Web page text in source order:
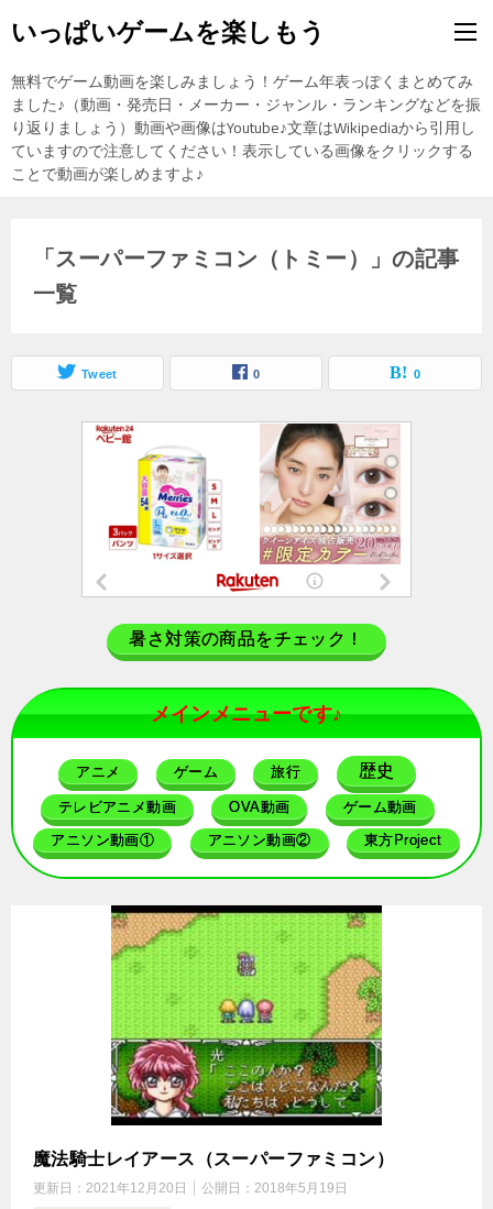
いっぱいゲームを楽しもう
無料でゲーム動画を楽しみましょう！ゲーム年表っぽくまとめてみ
ました♪（動画・発売日・メーカー・ジャンル・ランキングなどを振
り返りましょう）動画や画像はYoutube♪文章はWikipediaから引用し
ていますので注意してください！表示している画像をクリックする
ことで動画が楽しめますよ♪
「スーパーファミコン（トミー）」の記事
一覧
Tweet 0 0
暑さ対策の商品をチェック！
メインメニューです♪
アニメ ゲーム 旅行 歴史
テレビアニメ動画 OVA動画 ゲーム動画
アニソン動画① アニソン動画② 東方Project
魔法騎士レイアース（スーパーファミコン）
更新日： 2021年12月20日 公開日： 2018年5月19日